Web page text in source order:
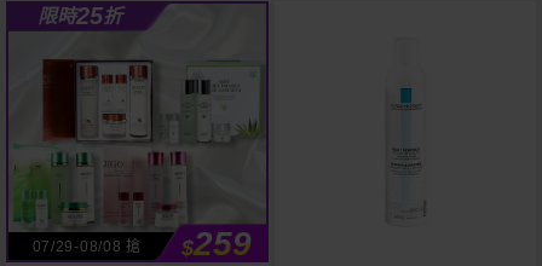
限時25折
07/29-08/08 搶 $259